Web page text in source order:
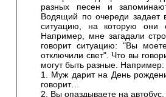
разных песен и
Водящий по очереди задает
ситуацию, на которую они
Например, мне загадали
говорит ситуацию: "Вы
отключили свет". Что вы
могут быть разные. Например:
1. Муж дарит на День
говорит…
2. Вы опаздываете на